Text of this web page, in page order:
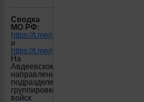
Сводка
МО РФ:
https://t.me/mod_russia/36185
и
https://t.me/mod_russia/36186
На
Авдеевском
направлении
подразделения
группировки
войск